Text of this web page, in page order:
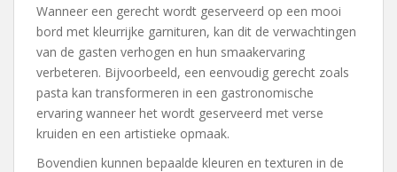
Wanneer een gerecht wordt geserveerd op een mooi
bord met kleurrijke garnituren, kan dit de verwachtingen
van de gasten verhogen en hun smaakervaring
verbeteren. Bijvoorbeeld, een eenvoudig gerecht zoals
pasta kan transformeren in een gastronomische
ervaring wanneer het wordt geserveerd met verse
kruiden en een artistieke opmaak.
Bovendien kunnen bepaalde kleuren en texturen in de